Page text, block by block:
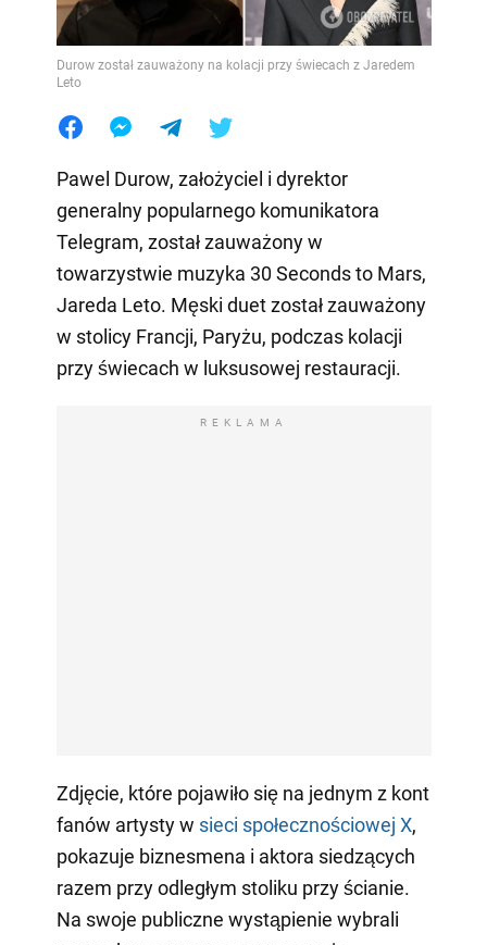
Durow został zauważony na kolacji przy świecach z Jaredem
Leto
Pawel Durow, założyciel i dyrektor
generalny popularnego komunikatora
Telegram, został zauważony w
towarzystwie muzyka 30 Seconds to Mars,
Jareda Leto. Męski duet został zauważony
w stolicy Francji, Paryżu, podczas kolacji
przy świecach w luksusowej restauracji.
REKLAMA
Zdjęcie, które pojawiło się na jednym z kont
fanów artysty w sieci społecznościowej X,
pokazuje biznesmena i aktora siedzących
razem przy odległym stoliku przy ścianie.
Na swoje publiczne wystąpienie wybrali